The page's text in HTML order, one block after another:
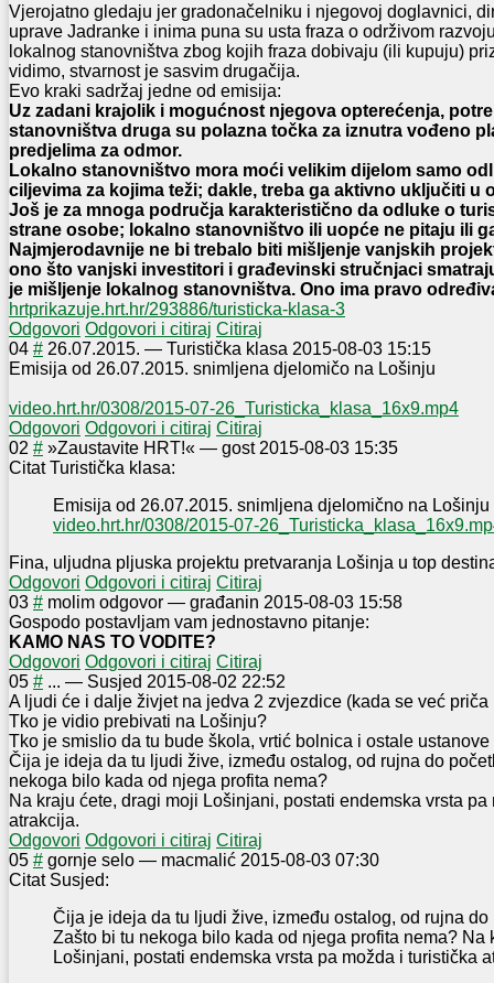
Vjerojatno gledaju jer gradonačelniku i njegovoj doglavnici,
uprave Jadranke i inima puna su usta fraza o održivom
lokalnog stanovništva zbog kojih fraza dobivaju (ili kupuju)
vidimo, stvarnost je sasvim drugačija.
Evo kraki sadržaj jedne od emisija:
Uz zadani krajolik i mogućnost njegova opterećenja,
stanovništva druga su polazna točka za iznutra vođeno
predjelima za odmor.
Lokalno stanovništvo mora moći velikim dijelom samo
ciljevima za kojima teži; dakle, treba ga aktivno uključiti u
Još je za mnoga područja karakteristično da odluke o
strane osobe; lokalno stanovništvo ili uopće ne pitaju ili
Najmjerodavnije ne bi trebalo biti mišljenje vanjskih
ono što vanjski investitori i građevinski stručnjaci
je mišljenje lokalnog stanovništva. Ono ima pravo
hrtprikazuje.hrt.hr/293886/turisticka-klasa-3
Odgovori Odgovori i citiraj Citiraj
04 # 26.07.2015. — Turistička klasa 2015-08-03 15:15
Emisija od 26.07.2015. snimljena djelomičo na Lošinju
video.hrt.hr/0308/2015-07-26_Turisticka_klasa_16x9.mp4
Odgovori Odgovori i citiraj Citiraj
02 # »Zaustavite HRT!« — gost 2015-08-03 15:35
Citat Turistička klasa:
Emisija od 26.07.2015. snimljena djelomično na Lošinju
video.hrt.hr/0308/2015-07-
Fina, uljudna pljuska projektu pretvaranja Lošinja u top
Odgovori Odgovori i citiraj Citiraj
03 # molim odgovor — građanin 2015-08-03 15:58
Gospodo postavljam vam jednostavno pitanje:
KAMO NAS TO VODITE?
Odgovori Odgovori i citiraj Citiraj
05 # ... — Susjed 2015-08-02 22:52
A ljudi će i dalje živjet na jedva 2 zvjezdice (kada se već priča
Tko je vidio prebivati na Lošinju?
Tko je smislio da tu bude škola, vrtić bolnica i ostale
Čija je ideja da tu ljudi žive, između ostalog, od rujna do
nekoga bilo kada od njega profita nema?
Na kraju ćete, dragi moji Lošinjani, postati endemska vrsta pa
atrakcija.
Odgovori Odgovori i citiraj Citiraj
05 # gornje selo — macmalić 2015-08-03 07:30
Citat Susjed:
Čija je ideja da tu ljudi žive, između ostalog, od rujna
Zašto bi tu nekoga bilo kada od njega profita nema? Na
Lošinjani, postati endemska vrsta pa možda i turistička